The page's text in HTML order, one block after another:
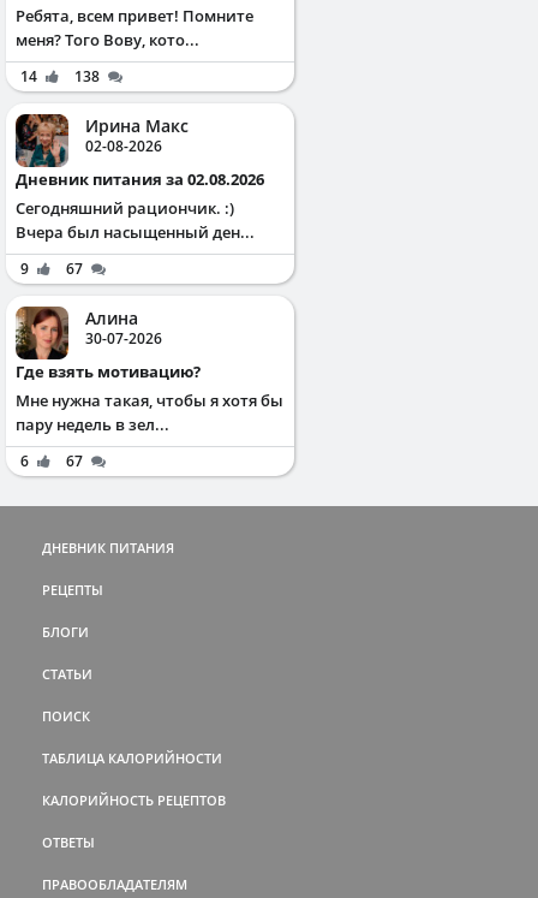
Ребята, всем привет! Помните
меня? Того Вову, кото...
14 138
Ирина Макс
02-08-2026
Дневник питания за 02.08.2026
Сегодняшний рациончик. :)
Вчера был насыщенный ден...
9 67
Алина
30-07-2026
Где взять мотивацию?
Мне нужна такая, чтобы я хотя бы
пару недель в зел...
6 67
ДНЕВНИК ПИТАНИЯ
РЕЦЕПТЫ
БЛОГИ
СТАТЬИ
ПОИСК
ТАБЛИЦА КАЛОРИЙНОСТИ
КАЛОРИЙНОСТЬ РЕЦЕПТОВ
ОТВЕТЫ
ПРАВООБЛАДАТЕЛЯМ